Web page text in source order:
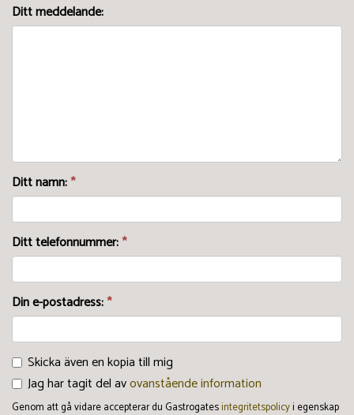
Ditt meddelande:
Ditt namn:*
Ditt telefonnummer:*
Din e-postadress:*
Skicka även en kopia till mig
Jag har tagit del avovanstående information
Genom att gå vidare accepterar du Gastrogatesintegritetspolicyi egenskap